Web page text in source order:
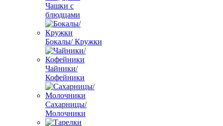
Чашки с
блюдцами
Бокалы/ Кружки
Чайники/
Кофейники
Сахарницы/
Молочники